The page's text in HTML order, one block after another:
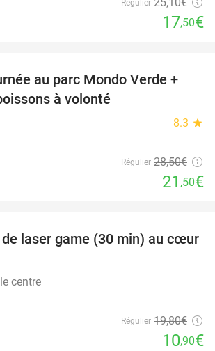
Régulier
17,50€
25%
au parc Mondo Verde +
à volonté
8.3 star
Régulier 28,50€
21 ,50€
45%
laser game (30 min) au cœur
centre
Régulier 19,80€
10,90€